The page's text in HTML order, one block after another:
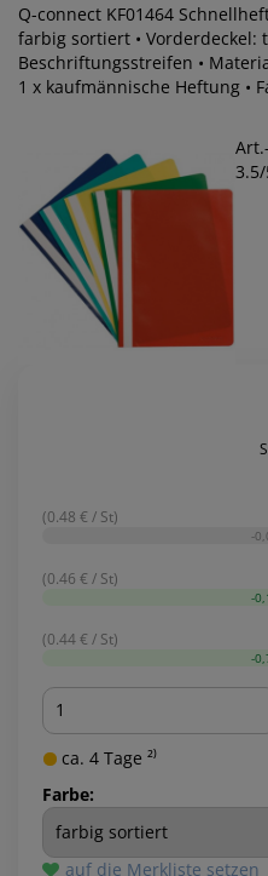
Q-connect KF01464
farbig sortiert • Vorderdeckel:
Beschriftungsstreifen •
1 x kaufmännische Heftung •
3.5/
(0.48 € / St)
-
(0.46 € / St)
-
(0.44 € / St)
-
Menge
ca. 4 Tage ²⁾
Farbe:
auf die Merkliste setzen